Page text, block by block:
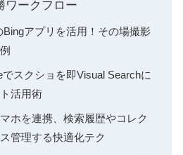
ワークフロー
Bingアプリを活用！その場撮影
スクショを即Visual Searchに
活用術
ホを連携、検索履歴やコレク
管理する快適化テク